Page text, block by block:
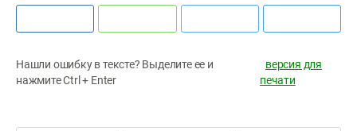
Нашли ошибку в тексте? Выделите ее и
нажмите Ctrl + Enter
версия для
печати